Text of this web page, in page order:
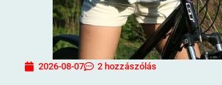
2026-08-07 2 hozzászólás